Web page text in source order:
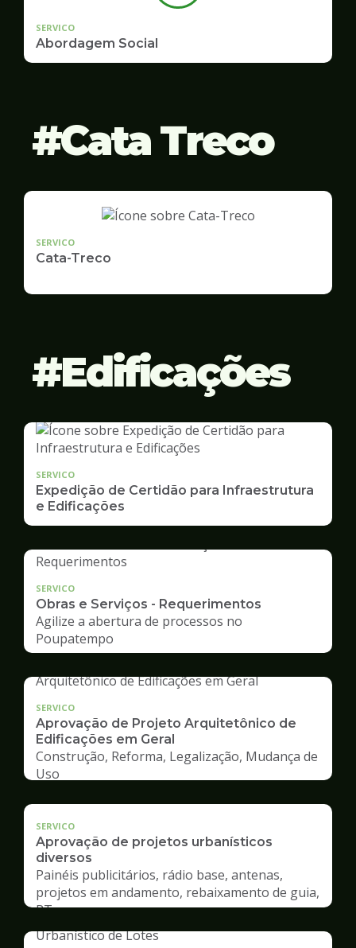
SERVICO
Abordagem Social
Cata Treco
SERVICO
Cata-Treco
Edificações
SERVICO
Expedição de Certidão para Infraestrutura
e Edificações
SERVICO
Obras e Serviços - Requerimentos
Agilize a abertura de processos no
Poupatempo
SERVICO
Aprovação de Projeto Arquitetônico de
Edificações em Geral
Construção, Reforma, Legalização, Mudança de
Uso
SERVICO
Aprovação de projetos urbanísticos
diversos
Painéis publicitários, rádio base, antenas,
projetos em andamento, rebaixamento de guia,
RT